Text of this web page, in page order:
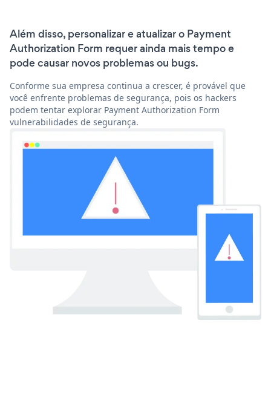
Além disso, personalizar e atualizar o Payment
Authorization Form requer ainda mais tempo e
pode causar novos problemas ou bugs.
Conforme sua empresa continua a crescer, é provável que
você enfrente problemas de segurança, pois os hackers
podem tentar explorar Payment Authorization Form
vulnerabilidades de segurança.